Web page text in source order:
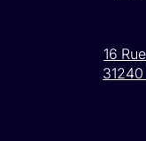
16